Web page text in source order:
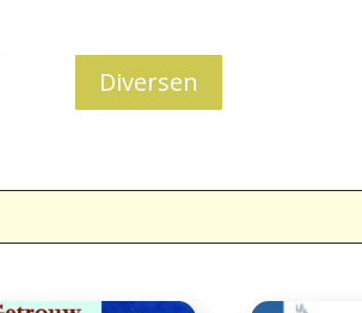
Diversen